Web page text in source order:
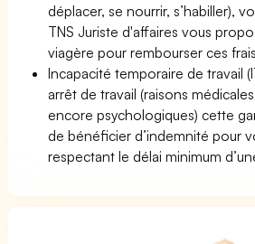
déplacer, se nourrir, s’habiller),
TNS Juriste d'affaires vous
viagère pour rembourser ces
Incapacité temporaire de travail
arrêt de travail (raisons
encore psychologiques) cette
de bénéficier d’indemnité pour
respectant le délai minimum